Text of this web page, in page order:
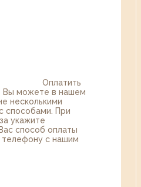
Оплатить
Вы можете в нашем
несколькими
способами. При
укажите
способ оплаты
телефону с нашим